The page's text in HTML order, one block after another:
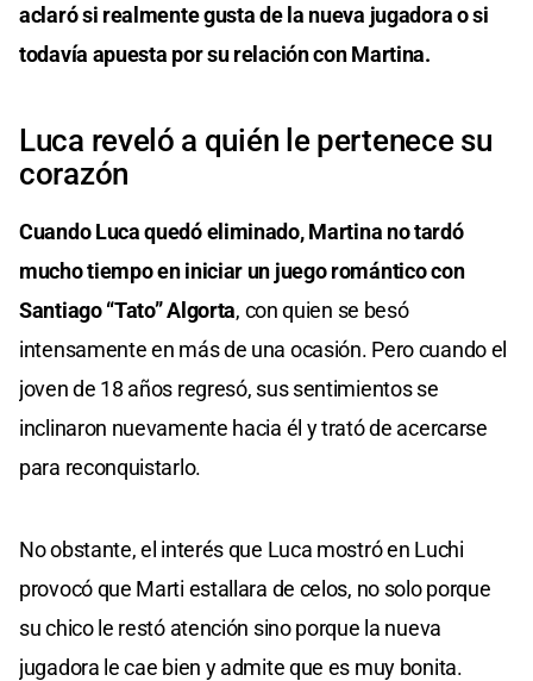
aclaró si realmente gusta de la nueva jugadora o si
todavía apuesta por su relación con Martina.
Luca reveló a quién le pertenece su
corazón
Cuando Luca quedó eliminado, Martina no tardó
mucho tiempo en iniciar un juego romántico con
Santiago “Tato” Algorta, con quien se besó
intensamente en más de una ocasión. Pero cuando el
joven de 18 años regresó, sus sentimientos se
inclinaron nuevamente hacia él y trató de acercarse
para reconquistarlo.
No obstante, el interés que Luca mostró en Luchi
provocó que Marti estallara de celos, no solo porque
su chico le restó atención sino porque la nueva
jugadora le cae bien y admite que es muy bonita.